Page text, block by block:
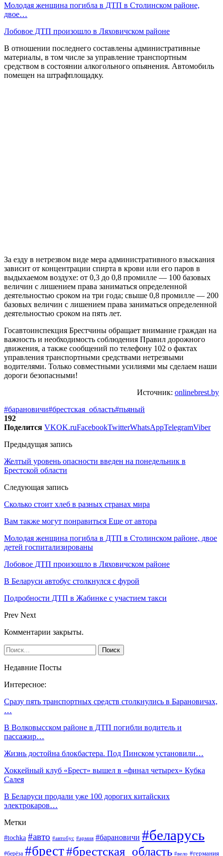
Молодая женщина погибла в ДТП в Столинском районе,
двое…
Лобовое ДТП произошло в Ляховичском районе
В отношении последнего составлены административные
материалы, в том числе за управление транспортным
средством в состоянии алкогольного опьянения. Автомобиль
помещен на штрафплощадку.
За езду в нетрезвом виде мера административного взыскания
зависит от концентрации спирта в крови или его паров в
выдыхаемом воздухе: от 0,3 до 0,8 промилле — 100 базовых
величин с лишением права заниматься определенной
деятельностью сроком на три года; свыше 0,8 промилле — 200
базовых величин с лишением права заниматься определенной
деятельностью сроком на пять лет.
Госавтоинспекция Брестчины обращает внимание граждан на
важность и необходимость соблюдения Правил дорожного
движения, а также сообщений по телефону 102 о фактах
управления транспортными средствами нетрезвыми
водителями. Только совместными усилиями мы сделаем наши
дороги безопасными!
Источник: onlinebrest.by
#барановичи#брестская_область#пьяный
192
Поделится VKOK.ruFacebookTwitterWhatsAppTelegramViber
Предыдущая запись
Желтый уровень опасности введен на понедельник в
Брестской области
Следующая запись
Сколько стоит хлеб в разных странах мира
Вам также могут понравиться Еще от автора
Молодая женщина погибла в ДТП в Столинском районе, двое
детей госпитализированы
Лобовое ДТП произошло в Ляховичском районе
В Беларуси автобус столкнулся с фурой
Подробности ДТП в Жабинке с участием такси
Prev Next
Комментарии закрыты.
Недавние Посты
Интересное:
Сразу пять транспортных средств столкнулись в Барановичах,
…
В Волковысском районе в ДТП погибли водитель и
пассажир…
Жизнь достойна блокбастера. Под Пинском установили…
Хоккейный клуб «Брест» вышел в «финал четырех» Кубка
Салея
В Беларуси продали уже 100 дорогих китайских
электрокаров…
Метки
#tochka #авто #автобус #армия #барановичи #беларусь
#берёза #брест#брестская_область #вело #германия